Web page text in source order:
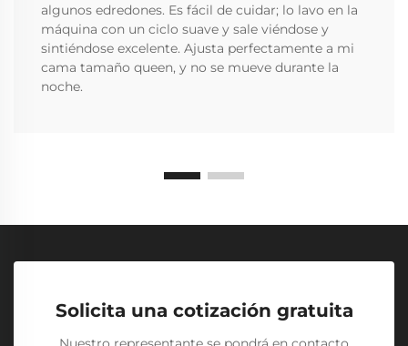
algunos edredones. Es fácil de cuidar; lo lavo en la
máquina con un ciclo suave y sale viéndose y
sintiéndose excelente. Ajusta perfectamente a mi
cama tamaño queen, y no se mueve durante la
noche.
Solicita una cotización gratuita